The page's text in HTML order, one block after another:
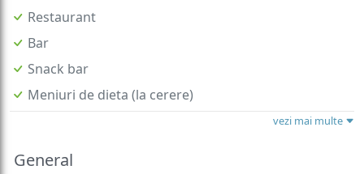
Restaurant
Bar
Snack bar
Meniuri de dieta (la cerere)
vezi mai multe
General